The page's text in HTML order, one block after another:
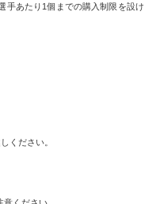
手あたり1個までの購入制限を設け
ください。